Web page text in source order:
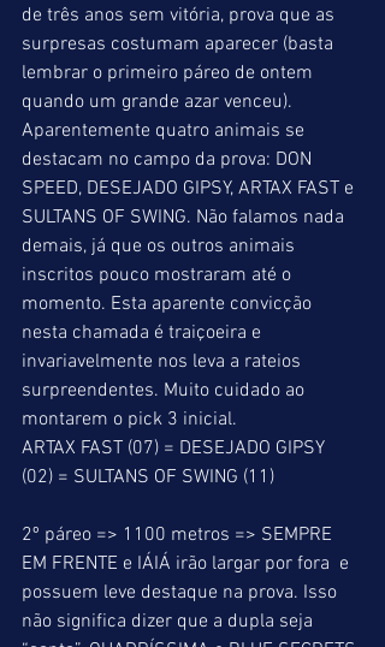
de três anos sem vitória, prova que as
surpresas costumam aparecer (basta
lembrar o primeiro páreo de ontem
quando um grande azar venceu).
Aparentemente quatro animais se
destacam no campo da prova: DON
SPEED, DESEJADO GIPSY, ARTAX FAST e
SULTANS OF SWING. Não falamos nada
demais, já que os outros animais
inscritos pouco mostraram até o
momento. Esta aparente convicção
nesta chamada é traiçoeira e
invariavelmente nos leva a rateios
surpreendentes. Muito cuidado ao
montarem o pick 3 inicial.
ARTAX FAST (07) = DESEJADO GIPSY
(02) = SULTANS OF SWING (11)
2º páreo => 1100 metros => SEMPRE
EM FRENTE e IÁIÁ irão largar por fora  e
possuem leve destaque na prova. Isso
não significa dizer que a dupla seja